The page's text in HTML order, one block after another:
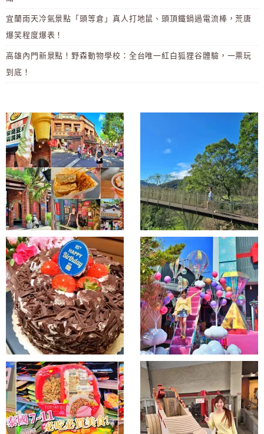
宜蘭雨天冷氣景點「頭等倉」真人打地鼠、頭頂鐵鍋過電流棒，荒唐
爆笑程度爆表！
高雄內門新景點！野森動物學校：全台唯一紅白狐狸谷體驗，一票玩
到底！